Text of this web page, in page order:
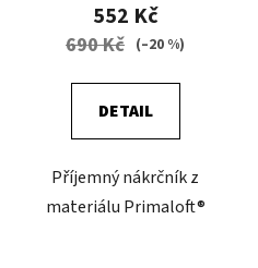
552 Kč
690 Kč (–20 %)
DETAIL
Příjemný nákrčník z
materiálu Primaloft®